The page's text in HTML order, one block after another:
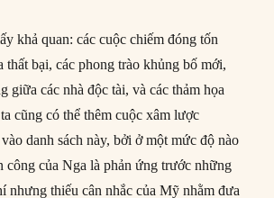
khả quan: các cuộc chiếm đóng tốn
thất bại, các phong trào khủng bố mới,
giữa các nhà độc tài, và các thảm họa
cũng có thể thêm cuộc xâm lược
danh sách này, bởi ở một mức độ nào
công của Nga là phản ứng trước những
nhưng thiếu cân nhắc của Mỹ nhằm đưa